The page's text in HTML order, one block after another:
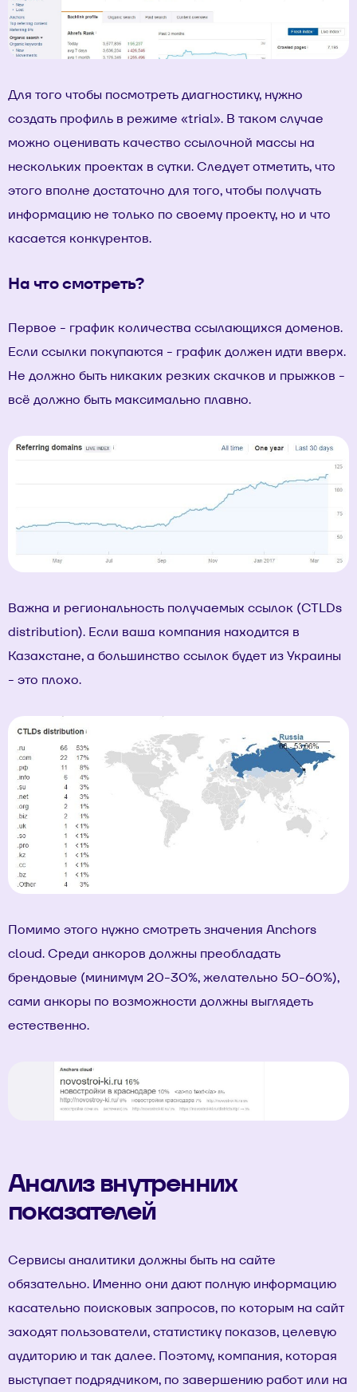
Для того чтобы посмотреть диагностику, нужно
создать профиль в режиме «trial». В таком случае
можно оценивать качество ссылочной массы на
нескольких проектах в сутки. Следует отметить, что
этого вполне достаточно для того, чтобы получать
информацию не только по своему проекту, но и что
касается конкурентов.
На что смотреть?
Первое - график количества ссылающихся доменов.
Если ссылки покупаются - график должен идти вверх.
Не должно быть никаких резких скачков и прыжков -
всё должно быть максимально плавно.
Важна и региональность получаемых ссылок (CTLDs
distribution). Если ваша компания находится в
Казахстане, а большинство ссылок будет из Украины
- это плохо.
Помимо этого нужно смотреть значения Anchors
cloud. Среди анкоров должны преобладать
брендовые (минимум 20-30%, желательно 50-60%),
сами анкоры по возможности должны выглядеть
естественно.
Анализ внутренних
показателей
Сервисы аналитики должны быть на сайте
обязательно. Именно они дают полную информацию
касательно поисковых запросов, по которым на сайт
заходят пользователи, статистику показов, целевую
аудиторию и так далее. Поэтому, компания, которая
выступает подрядчиком, по завершению работ или на